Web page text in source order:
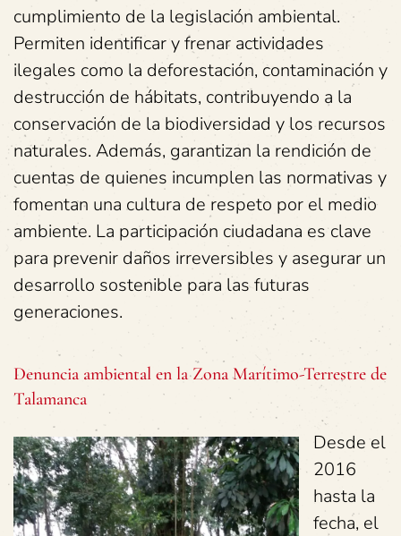
cumplimiento de la legislación ambiental.
Permiten identificar y frenar actividades
ilegales como la deforestación, contaminación y
destrucción de hábitats, contribuyendo a la
conservación de la biodiversidad y los recursos
naturales. Además, garantizan la rendición de
cuentas de quienes incumplen las normativas y
fomentan una cultura de respeto por el medio
ambiente. La participación ciudadana es clave
para prevenir daños irreversibles y asegurar un
desarrollo sostenible para las futuras
generaciones.
Denuncia ambiental en la Zona Marítimo-Terrestre de
Talamanca
Desde el
2016
hasta la
fecha, el